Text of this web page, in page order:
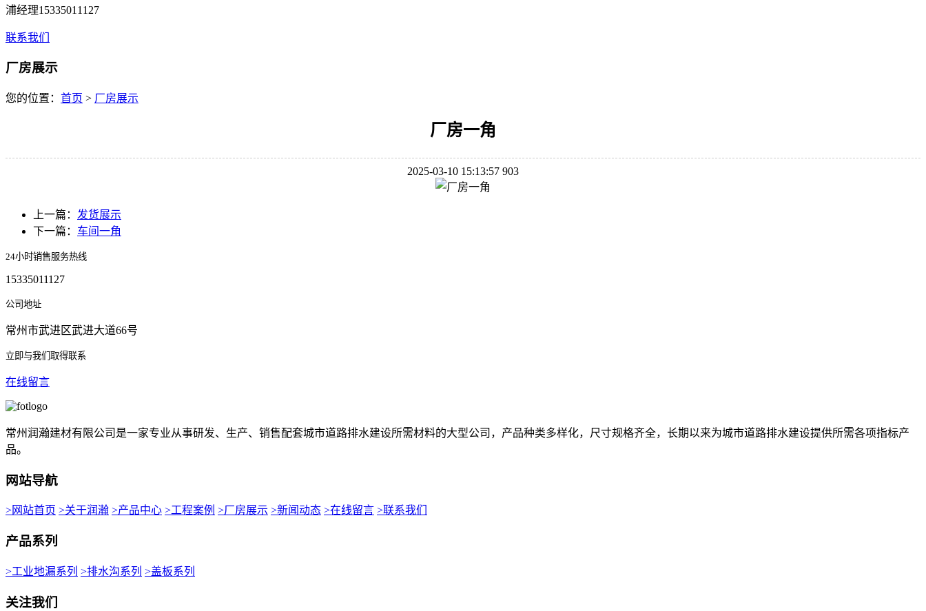
浦经理15335011127
联系我们
厂房展示
您的位置： 首页 > 厂房展示
厂房一角
2025-03-10 15:13:57 903
上一篇： 发货展示
下一篇： 车间一角
24小时销售服务热线
15335011127
公司地址
常州市武进区武进大道66号
立即与我们取得联系
在线留言
常州润瀚建材有限公司是一家专业从事研发、生产、销售配套城市道路排水建设所需材料的大型公司，产品种类多样化，尺寸规格齐全，长期以来为城市道路排水建设提供所需各项指标产
品。
网站导航
>网站首页 >关于润瀚 >产品中心 >工程案例 >厂房展示 >新闻动态 >在线留言 >联系我们
产品系列
>工业地漏系列 >排水沟系列 >盖板系列
关注我们